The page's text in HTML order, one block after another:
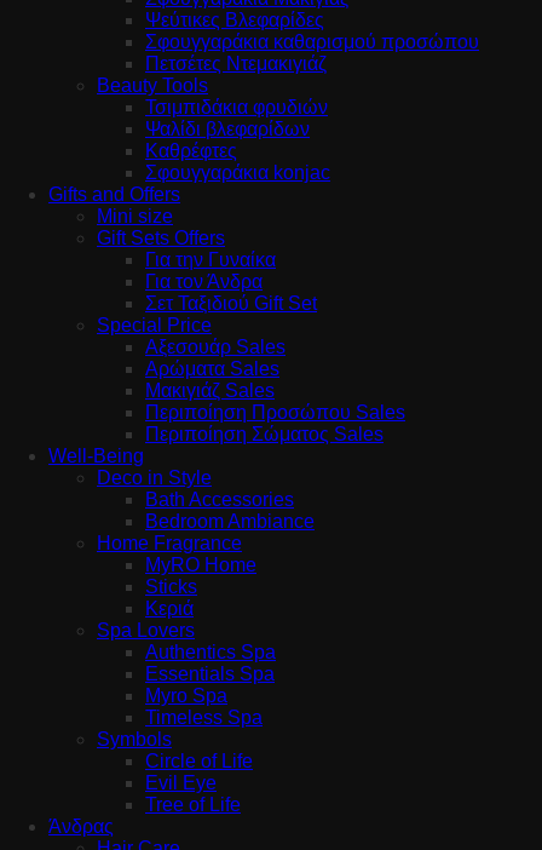
Ψεύτικες Βλεφαρίδες
Σφουγγαράκια καθαρισμού προσώπου
Πετσέτες Ντεμακιγιάζ
Beauty Tools
Τσιμπιδάκια φρυδιών
Ψαλίδι βλεφαρίδων
Καθρέφτες
Σφουγγαράκια konjac
Gifts and Offers
Mini size
Gift Sets Offers
Για την Γυναίκα
Για τον Άνδρα
Σετ Ταξιδιού Gift Set
Special Price
Αξεσουάρ Sales
Αρώματα Sales
Μακιγιάζ Sales
Περιποίηση Προσώπου Sales
Περιποίηση Σώματος Sales
Well-Being
Deco in Style
Bath Accessories
Bedroom Ambiance
Home Fragrance
MyRO Home
Sticks
Κεριά
Spa Lovers
Authentics Spa
Essentials Spa
Myro Spa
Timeless Spa
Symbols
Circle of Life
Evil Eye
Tree of Life
Άνδρας